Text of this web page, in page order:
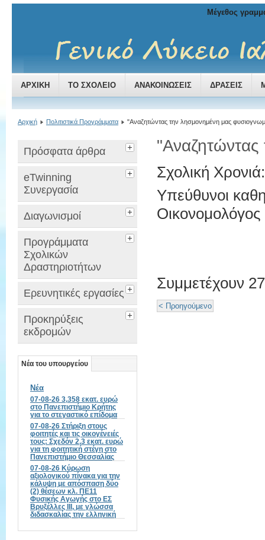
ΑΡΧΙΚΉ ΤΟ ΣΧΟΛΕΊΟ ΑΝΑΚΟΙΝΏΣΕΙΣ ΔΡΆΣΕΙΣ
Μέγεθος
Αρχική Πολιτιστικά Προγράμματα "Αναζητώντας την λησμονημένη μας
Πρόσφατα άρθρα
eTwinning
Συνεργασία
Διαγωνισμοί
Προγράμματα
Σχολικών
Δραστηριοτήτων
Ερευνητικές εργασίες
Προκηρύξεις
εκδρομών
Νέα του υπουργείου
Νέα
07-08-26 3,358 εκατ. ευρώ
στο Πανεπιστήμιο Κρήτης
για το στεγαστικό επίδομα
07-08-26 Στήριξη στους
φοιτητές και τις οικογένειές
τους: Σχεδόν 2,3 εκατ. ευρώ
για τη φοιτητική στέγη στο
Πανεπιστήμιο Θεσσαλίας
07-08-26 Κύρωση
αξιολογικού πίνακα για την
κάλυψη με απόσπαση δύο
(2) θέσεων κλ. ΠΕ11
Φυσικής Αγωγής στο ΕΣ
Βρυξέλλες ΙΙΙ, με γλώσσα
διδασκαλίας την ελληνική
Σχολική
Υπεύθυνοι
Οικονομολόγος
Συμμετέχουν
< Προηγούμενο